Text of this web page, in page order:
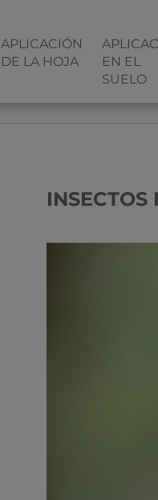
APLICACIÓN
DE LA HOJA
EN EL
SUELO